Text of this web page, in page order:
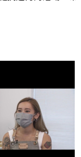
年认识及管理情